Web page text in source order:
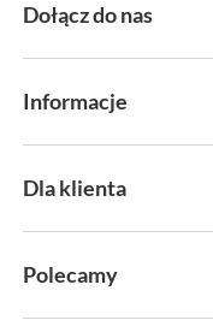
Dołącz do nas
Informacje
Dla klienta
Polecamy